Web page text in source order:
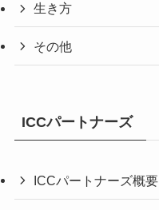
生き方
その他
ICCパートナーズ
ICCパートナーズ概要